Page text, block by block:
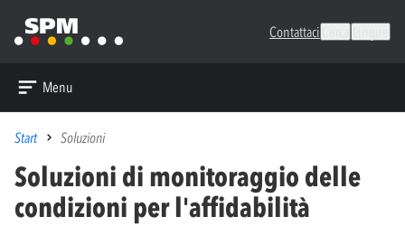
Contattaci
Menu
Start Soluzioni
Soluzioni di monitoraggio delle
condizioni per l'affidabilità